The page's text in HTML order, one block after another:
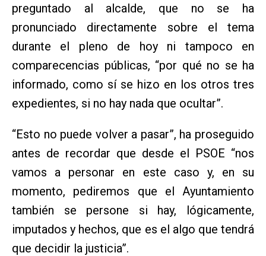
preguntado al alcalde, que no se ha
pronunciado directamente sobre el tema
durante el pleno de hoy ni tampoco en
comparecencias públicas, “por qué no se ha
informado, como sí se hizo en los otros tres
expedientes, si no hay nada que ocultar”.
“Esto no puede volver a pasar”, ha proseguido
antes de recordar que desde el PSOE “nos
vamos a personar en este caso y, en su
momento, pediremos que el Ayuntamiento
también se persone si hay, lógicamente,
imputados y hechos, que es el algo que tendrá
que decidir la justicia”.